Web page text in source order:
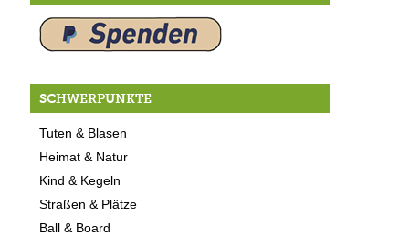
SCHWERPUNKTE
Tuten & Blasen
Heimat & Natur
Kind & Kegeln
Straßen & Plätze
Ball & Board